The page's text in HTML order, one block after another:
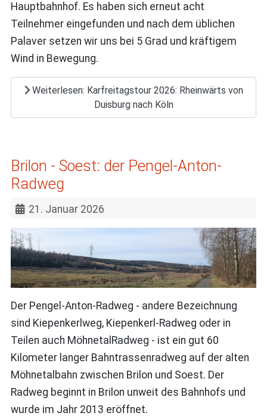
Hauptbahnhof. Es haben sich erneut acht
Teilnehmer eingefunden und nach dem üblichen
Palaver setzen wir uns bei 5 Grad und kräftigem
Wind in Bewegung.
Weiterlesen: Karfreitagstour 2026: Rheinwärts von
Duisburg nach Köln
Brilon - Soest: der Pengel-Anton-
Radweg
21. Januar 2026
Der Pengel-Anton-Radweg - andere Bezeichnung
sind Kiepenkerlweg, Kiepenkerl-Radweg oder in
Teilen auch MöhnetalRadweg - ist ein gut 60
Kilometer langer Bahntrassenradweg auf der alten
Möhnetalbahn zwischen Brilon und Soest. Der
Radweg beginnt in Brilon unweit des Bahnhofs und
wurde im Jahr 2013 eröffnet.